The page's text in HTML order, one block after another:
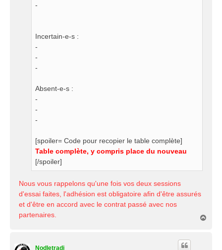
-
Incertain-e-s :
-
-
-
Absent-e-s :
-
-
-
[spoiler= Code pour recopier le table complète]
Table complète, y compris place du nouveau
[/spoiler]
Nous vous rappelons qu'une fois vos deux sessions
d'essai faites, l'adhésion est obligatoire afin d'être assurés
et d'être en accord avec le contrat passé avec nos
partenaires.
Nodletradi